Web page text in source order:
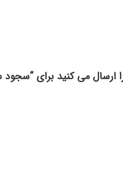
ارسال می کنید برای “سجود